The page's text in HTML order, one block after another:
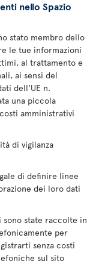
nello Spazio
stato membro dello
le tue informazioni
al trattamento e
ai sensi del
dell'UE n.
una piccola
amministrativi
di vigilanza
di definire linee
dei loro dati
state raccolte in
per
senza costi
sul sito